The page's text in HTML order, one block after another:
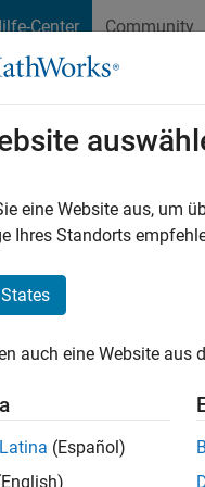
Center Community
Collection
The
the
eine Website aus, um
Ihres Standorts
auch eine Website aus
(Español)